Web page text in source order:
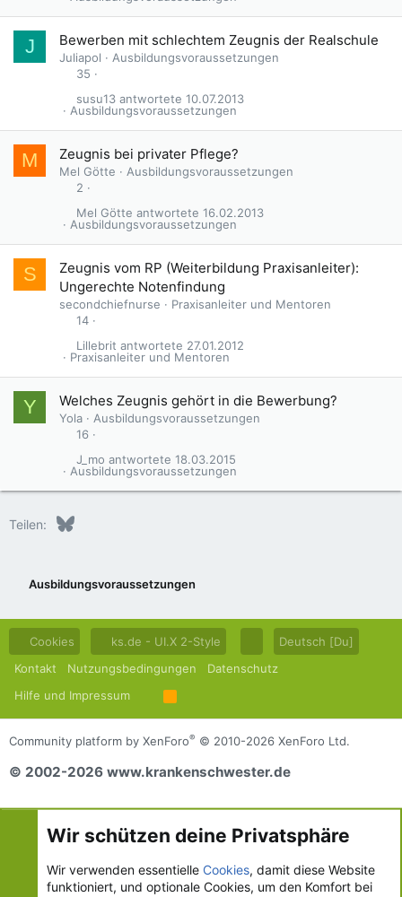
J Bewerben mit schlechtem Zeugnis der Realschule
Juliapol
Ausbildungsvoraussetzungen
35
Ausbildungsvoraussetzungen
10.07.2013
susu13
M Zeugnis bei privater Pflege?
Mel Götte
Ausbildungsvoraussetzungen
2
Ausbildungsvoraussetzungen
16.02.2013
Mel Götte
S
Zeugnis vom RP (Weiterbildung Praxisanleiter):
Ungerechte Notenfindung
secondchiefnurse
Praxisanleiter und Mentoren
14
Praxisanleiter und Mentoren
27.01.2012
Lillebrit
Y Welches Zeugnis gehört in die Bewerbung?
Yola
Ausbildungsvoraussetzungen
16
Ausbildungsvoraussetzungen
18.03.2015
J_mo
Teilen: Bluesky
Ausbildungsvoraussetzungen
Cookies ks.de - UI.X 2-Style
Deutsch [Du]
Kontakt
Nutzungsbedingungen
Datenschutz
Hilfe und Impressum
R
S
S
Community platform by XenForo® © 2010-2026 XenForo Ltd.
© 2002-2026 www.krankenschwester.de
Wir schützen deine Privatsphäre
Wir verwenden essentielle Cookies, damit diese Website
funktioniert, und optionale Cookies, um den Komfort bei